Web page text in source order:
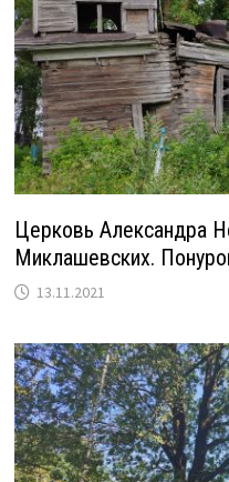
Церковь Александра
Миклашевских.
13.11.2021